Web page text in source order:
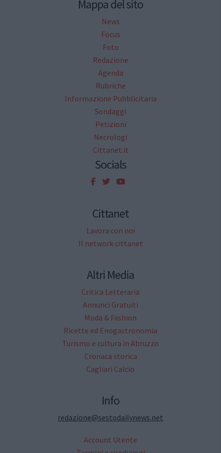
Mappa del sito
News
Focus
Foto
Redazione
Agenda
Rubriche
Informazione Pubblicitaria
Sondaggi
Petizioni
Necrologi
Cittanet.it
Socials
Cittanet
Lavora con noi
Il network cittanet
Altri Media
Critica Letteraria
Annunci Gratuiti
Moda & Fashion
Ricette ed Enogastronomia
Turismo e cultura in Abruzzo
Cronaca storica
Cagliari Calcio
Info
redazione@sestodailynews.net
Account Utente